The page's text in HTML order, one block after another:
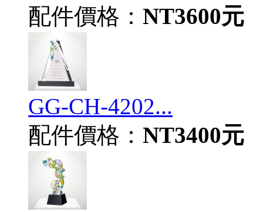
配件價格： NT3600元
GG-CH-4202...
配件價格： NT3400元